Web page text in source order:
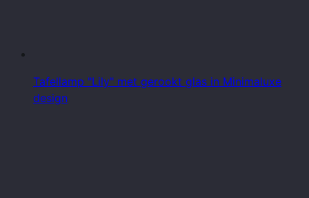
Tafellamp "Lily" met gerookt glas in Minimaluxe
design